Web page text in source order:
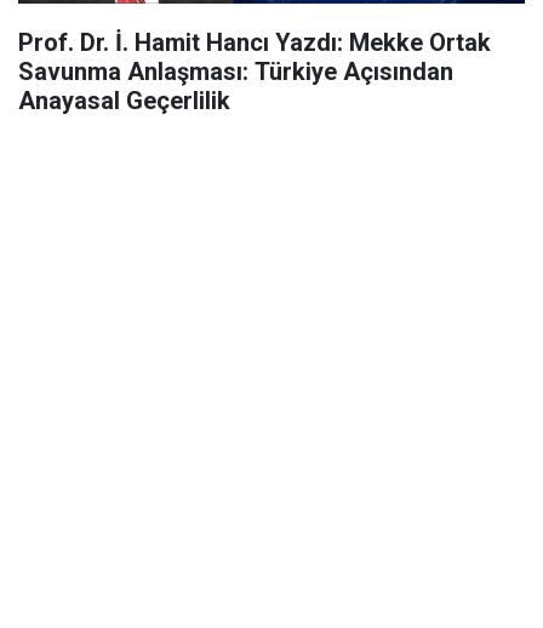
Prof. Dr. İ. Hamit Hancı Yazdı: Mekke Ortak
Savunma Anlaşması: Türkiye Açısından
Anayasal Geçerlilik